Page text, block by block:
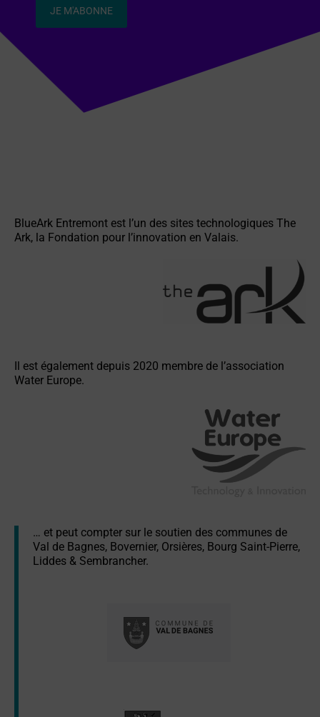
i
v
BlueArk Entremont est l’un des sites technologiques The
Ark, la Fondation pour l’innovation en Valais.
Il est également depuis 2020 membre de l’association
Water Europe.
… et peut compter sur le soutien des communes de
Val de Bagnes, Bovernier, Orsières, Bourg Saint-Pierre,
Liddes & Sembrancher.